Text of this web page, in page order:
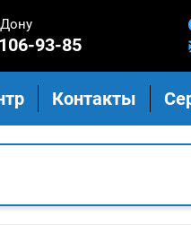
93-85
Контакты